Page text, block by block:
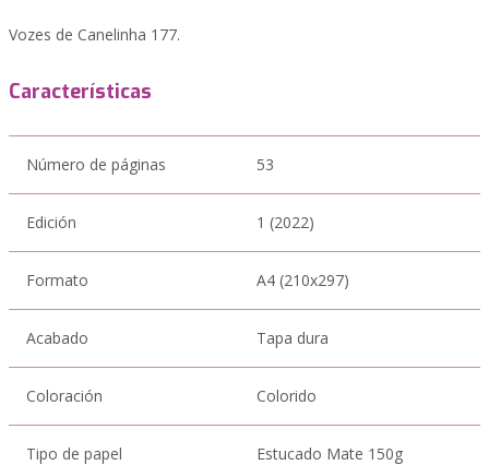
Vozes de Canelinha 177.
Características
Número de páginas 53
Edición 1 (2022)
Formato A4 (210x297)
Acabado Tapa dura
Coloración Colorido
Tipo de papel Estucado Mate 150g